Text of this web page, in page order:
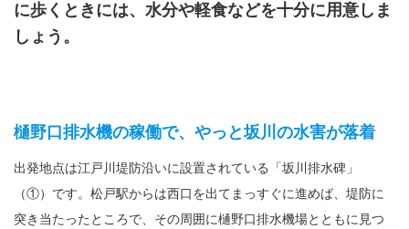
に歩くときには、水分や軽食などを十分に用意しま
しょう。
樋野口排水機の稼働で、やっと坂川の水害が落着
出発地点は江戸川堤防沿いに設置されている「坂川排水碑」
（①）です。松戸駅からは西口を出てまっすぐに進めば、堤防に
突き当たったところで、その周囲に樋野口排水機場とともに見つ